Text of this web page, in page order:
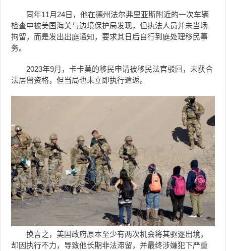
同年11月24日，他在德州法尔弗里亚斯附近的一次车辆
检查中被美国海关与边境保护局发现，但执法人员并未当场
拘留，而是发出出庭通知，要求其日后自行到庭处理移民事
务。
2023年9月，卡卡莫的移民申请被移民法官驳回，未获合
法居留资格，但当局也未立即执行遣返。
换言之，美国政府原本至少有两次机会将其驱逐出境，
却因执行不力，导致他长期非法滞留，并最终涉嫌犯下严重